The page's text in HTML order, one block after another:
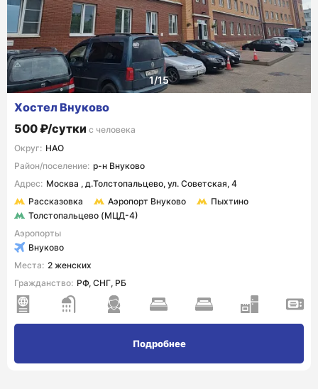
Хостел Внуково
500 ₽/сутки с человека
Округ: НАО
Район/поселение: р-н Внуково
Адрес: Москва , д.Толстопальцево, ул. Советская, 4
Рассказовка
Аэропорт Внуково
Пыхтино
Толстопальцево (МЦД-4)
Аэропорты
Внуково
Места: 2 женских
Гражданство: РФ, СНГ, РБ
Подробнее